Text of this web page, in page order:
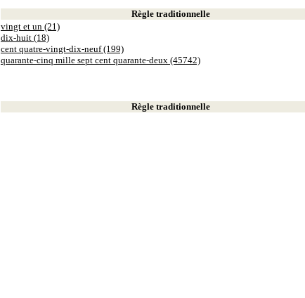
Règle traditionnelle
vingt et un (21)
dix-huit (18)
cent quatre-vingt-dix-neuf (199)
quarante-cinq mille sept cent quarante-deux (45742)
Règle traditionnelle